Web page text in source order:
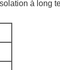
à long